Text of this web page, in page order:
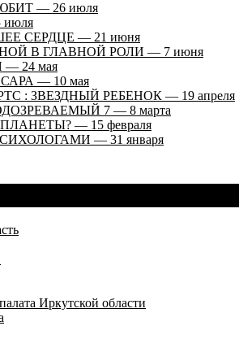
— 26 июля
СЕРДЦЕ — 21 июня
В ГЛАВНОЙ РОЛИ — 7 июня
24 мая
— 10 мая
: ЗВЕЗДНЫЙ РЕБЕНОК — 19 апреля
7 — 8 марта
— 15 февраля
— 31 января
Иркутской области